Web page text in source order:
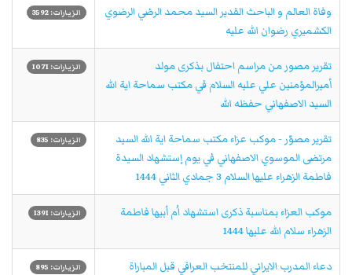
وفاة العالم و الباحث القدير السيد محمد الرضي الرضوي
الكشميري رضوان الله عليه
الزيارات: 3592
تقریر مصور من مراسم احتفال بذكرى مولد
أميرالمؤمنين علي عليه السلام في مكتب سماحة اية الله
السيد الاصفهاني حفظه الله
الزيارات: 1071
تقرير مصوّر - موكب عزاء مکتب سماحة اية الله السيد
مرتضى الموسوي الاصفهاني في يوم إستشهاد السيدة
فاطمة الزهراء عليها السلام 3 جمادي الثاني 1444
الزيارات: 835
موكب العزاء بمناسبة ذكرى استشهاد اُم أبيها فاطمة
الزهراء سلام الله عليها 1444
الزيارات: 1391
دعاء المدرب الايراني للمنتخب العراقي قبل المباراة الزيارات: 895